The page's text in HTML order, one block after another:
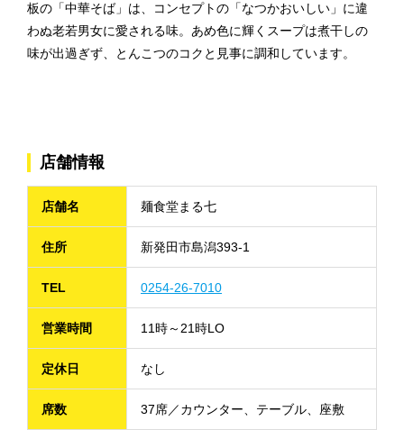
板の「中華そば」は、コンセプトの「なつかおいしい」に違
わぬ老若男女に愛される味。あめ色に輝くスープは煮干しの
味が出過ぎず、とんこつのコクと見事に調和しています。
店舗情報
店舗名 麺食堂まる七
住所 新発田市島潟393-1
TEL 0254-26-7010
営業時間 11時～21時LO
定休日 なし
席数 37席／カウンター、テーブル、座敷